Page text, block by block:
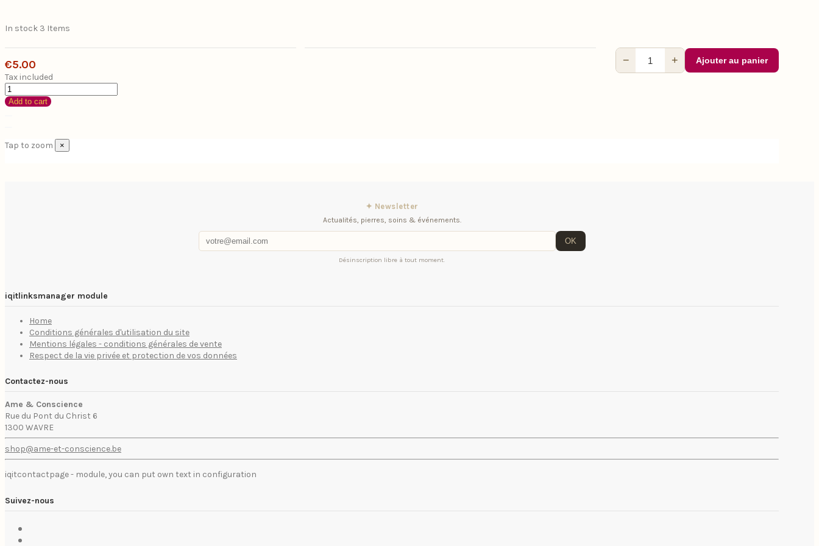
In stock 3 Items
€5.00
Tax included
− + Ajouter au panier
Add to cart
Tap to zoom ×
✦ Newsletter
Actualités, pierres, soins & événements.
OK
Désinscription libre à tout moment.
iqitlinksmanager module
Home
Conditions générales d'utilisation du site
Mentions légales - conditions générales de vente
Respect de la vie privée et protection de vos données
Contactez-nous
Ame & Conscience
Rue du Pont du Christ 6
1300 WAVRE
shop@ame-et-conscience.be
iqitcontactpage - module, you can put own text in configuration
Suivez-nous